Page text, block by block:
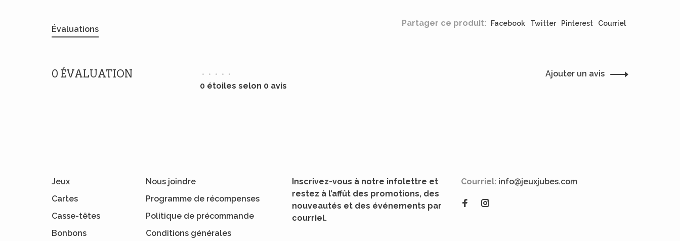
Partager ce produit: Facebook Twitter Pinterest Courriel
Évaluations
0 ÉVALUATION • • • • •
0 étoiles selon 0 avis
Ajouter un avis
Jeux
Cartes
Casse-têtes
Bonbons
Nous joindre
Programme de récompenses
Politique de précommande
Conditions générales
Inscrivez-vous à notre infolettre et
restez à l’affût des promotions, des
nouveautés et des événements par
courriel.
Courriel: info@jeuxjubes.com